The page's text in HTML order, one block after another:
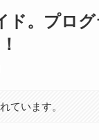
ド。プロ
ています。